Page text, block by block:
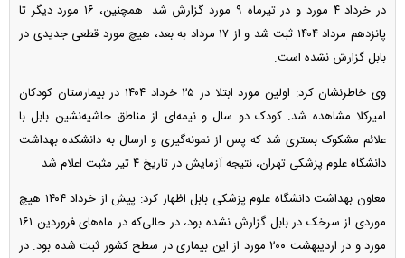
در خرداد ۴ مورد و در تیرماه ۹ مورد گزارش شد. همچنین، ۱۶ مورد دیگر تا
پانزدهم مرداد ۱۴۰۴ ثبت شد و از ۱۷ مرداد به بعد، هیچ مورد قطعی جدیدی در
بابل گزارش نشده است.
وی خاطرنشان کرد: اولین مورد ابتلا در ۲۵ خرداد ۱۴۰۴ در بیمارستان کودکان
امیرکلا مشاهده شد. کودک دو سال و نیمه‌ای از مناطق حاشیه‌نشین بابل با
علائم مشکوک بستری شد که پس از نمونه‌گیری و ارسال به دانشکده بهداشت
دانشگاه علوم پزشکی تهران، نتیجه آزمایش در تاریخ ۴ تیر مثبت اعلام شد.
معاون بهداشت دانشگاه علوم پزشکی بابل اظهار کرد: پیش از خرداد ۱۴۰۴ هیچ
موردی از سرخک در بابل گزارش نشده بود، در حالی‌که در ماه‌های فروردین ۱۶۱
مورد و در اردیبهشت ۲۰۰ مورد از این بیماری در سطح کشور ثبت شده بود. در